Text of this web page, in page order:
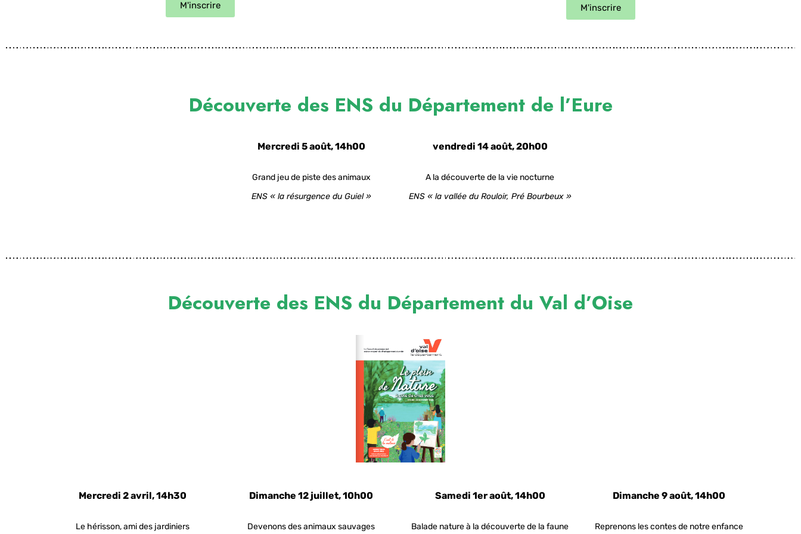
M'inscrire M'inscrire
Découverte des ENS du Département de l’Eure
Mercredi 5 août, 14h00
Grand jeu de piste des animaux
ENS « la résurgence du Guiel »
vendredi 14 août, 20h00
A la découverte de la vie nocturne
ENS « la vallée du Rouloir, Pré Bourbeux »
Découverte des ENS du Département du Val d’Oise
Mercredi 2 avril, 14h30
Le hérisson, ami des jardiniers
Dimanche 12 juillet, 10h00
Devenons des animaux sauvages
Samedi 1er août, 14h00
Balade nature à la découverte de la faune
Dimanche 9 août, 14h00
Reprenons les contes de notre enfance